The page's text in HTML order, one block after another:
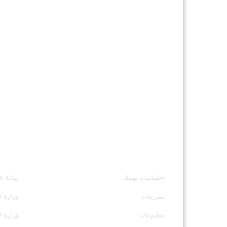
إحصائيات تهمك
تشريعات
مطبوعات
بوابة
وزارة
وزارة